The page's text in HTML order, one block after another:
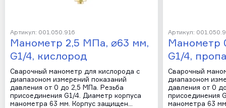
Артикул: 001.050.916
Манометр 2,5 МПа, ⌀63 мм,
G1/4, кислород
Сварочный манометр для кислорода с
диапазоном измерений показаний
давления от 0 до 2,5 МПа. Резьба
присоединения G1/4. Диаметр корпуса
манометра 63 мм. Корпус защищен…
Артикул:
Манометр
G1/4,
Сварочный
диапазоном
давления от 0
присоединения
манометра 63